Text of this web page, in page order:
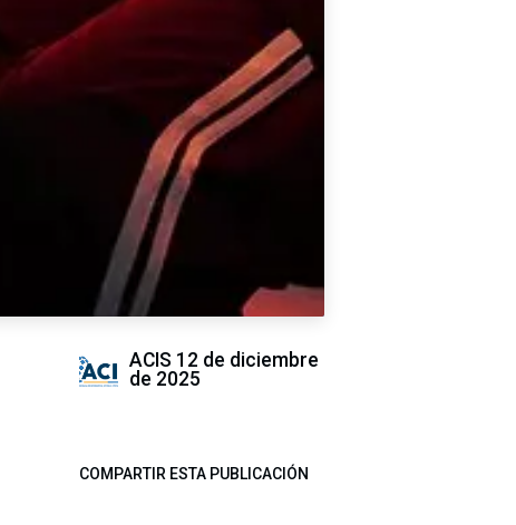
ACIS 12 de diciembre
de 2025
COMPARTIR ESTA PUBLICACIÓN